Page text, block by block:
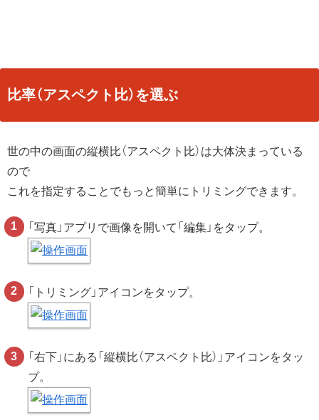
比率（アスペクト比）を選ぶ
世の中の画面の縦横比（アスペクト比）は大体決まっている
ので
これを指定することでもっと簡単にトリミングできます。
「写真」アプリで画像を開いて「編集」をタップ。
「トリミング」アイコンをタップ。
「右下」にある「縦横比（アスペクト比）」アイコンをタッ
プ。